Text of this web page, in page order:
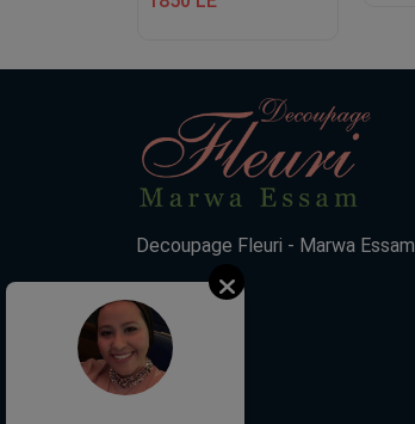
Decoupage Fleuri - Marwa Essam